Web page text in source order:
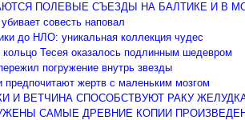
ПОЛЕВЫЕ СЪЕЗДЫ НА БАЛТИКЕ И В
совесть наповал
до НЛО: уникальная коллекция чудес
Тесея оказалось подлинным шедевром
погружение внутрь звезды
жертв с маленьким мозгом
И ВЕТЧИНА СПОСОБСТВУЮТ РАКУ
САМЫЕ ДРЕВНИЕ КОПИИ